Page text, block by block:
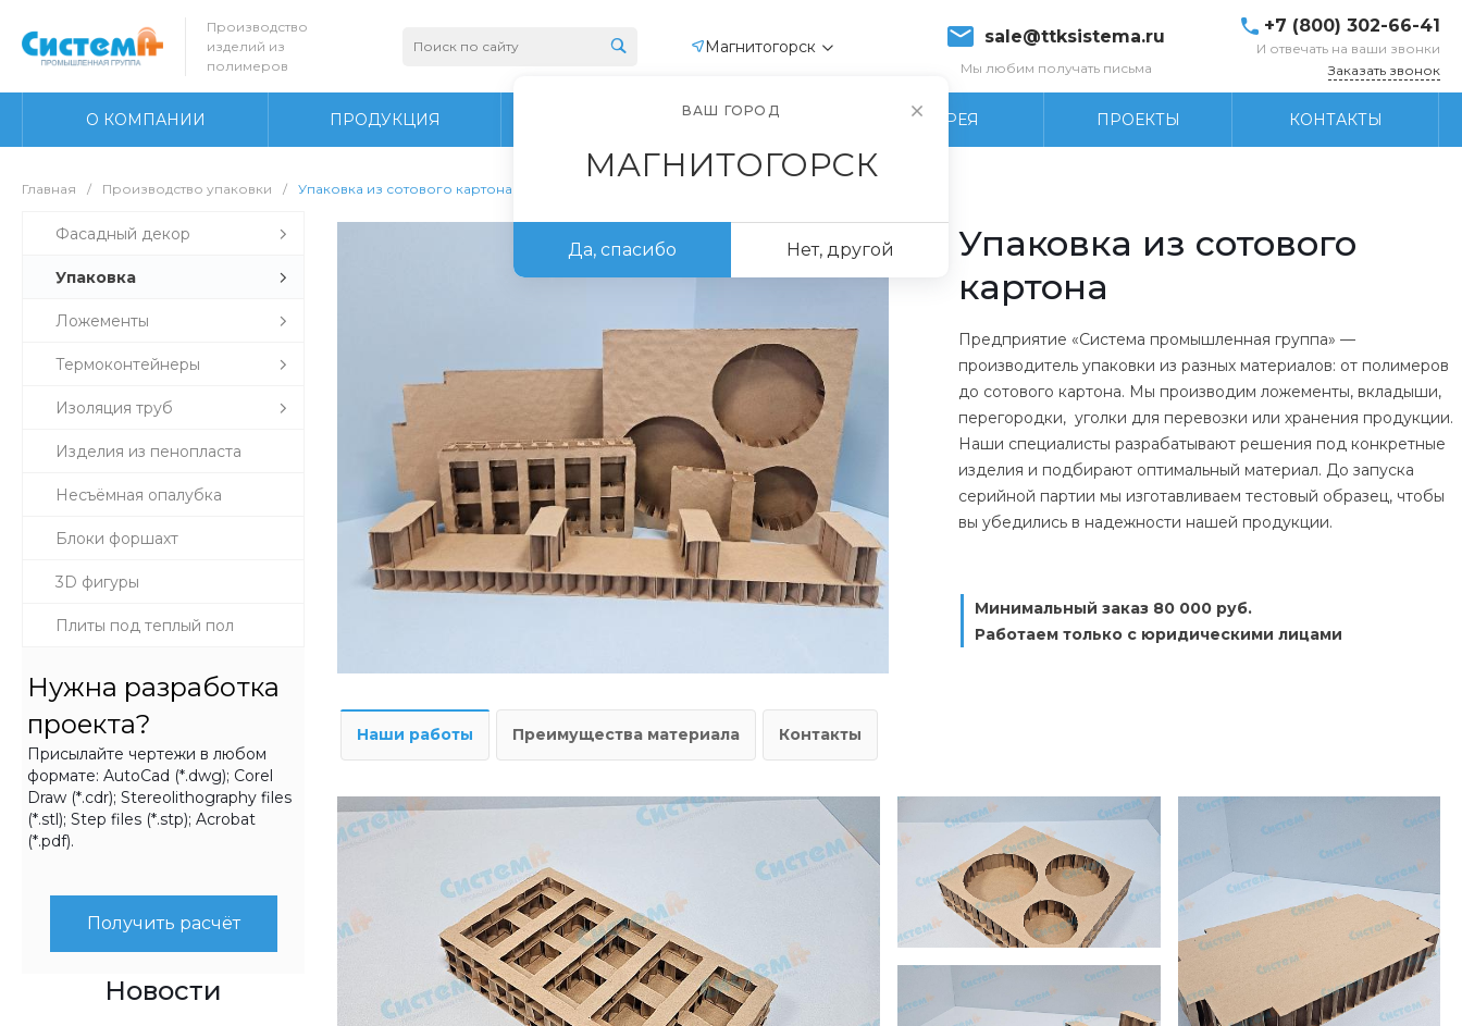
Производство
изделий из
полимеров
Магнитогорск sale@ttksistema.ru
Мы любим получать письма
+7 (800) 302-66-41
И отвечать на ваши звонки
Заказать звонок
О КОМПАНИИ ПРОДУКЦИЯ ПРОИЗВОДСТВО ФОТОГАЛЕРЕЯ ПРОЕКТЫ КОНТАКТЫ
Главная / Производство упаковки / Упаковка из сотового картона
Фасадный декор
Упаковка
Ложементы
Термоконтейнеры
Изоляция труб
Изделия из пенопласта
Несъёмная опалубка
Блоки форшахт
3D фигуры
Плиты под теплый пол
Нужна разработка
проекта?
Присылайте чертежи в любом
формате: AutoCad (*.dwg); Corel
Draw (*.cdr); Stereolithography files
(*.stl); Step files (*.stp); Acrobat
(*.pdf).
Получить расчёт
Новости
Упаковка из сотового
картона
Предприятие «Система промышленная группа» —
производитель упаковки из разных материалов: от полимеров
до сотового картона. Мы производим ложементы, вкладыши,
перегородки, уголки для перевозки или хранения продукции.
Наши специалисты разрабатывают решения под конкретные
изделия и подбирают оптимальный материал. До запуска
серийной партии мы изготавливаем тестовый образец, чтобы
вы убедились в надежности нашей продукции.
Минимальный заказ 80 000 руб.
Работаем только с юридическими лицами
Наши работы Преимущества материала Контакты
ВАШ ГОРОД
МАГНИТОГОРСК
Да, спасибо Нет, другой